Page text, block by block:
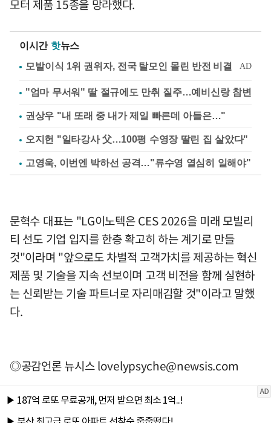
모터 제품 15종을 망라했다.
이시간 핫뉴스
"엄마 무서워" 딸 절규에도 만취 질주…예비신랑 참변
권상우 "내 또래 중 내가 제일 빠른데 아들은…"
오지헌 "일타강사 父…100평 수영장 딸린 집 살았다"
고영욱, 이번엔 박하선 공격…"류수영 열심히 일해야"
문혁수 대표는 "LG이노텍은 CES 2026을 미래 모빌리
티 선도 기업 입지를 한층 확고히 하는 계기로 만들
것"이라며 "앞으로도 차별적 고객가치를 제공하는 혁신
제품 및 기술을 지속 선보이며 고객 비전을 함께 실현하
는 신뢰받는 기술 파트너로 자리매김할 것"이라고 말했
다.
◎공감언론 뉴시스lovelypsyche@newsis.com